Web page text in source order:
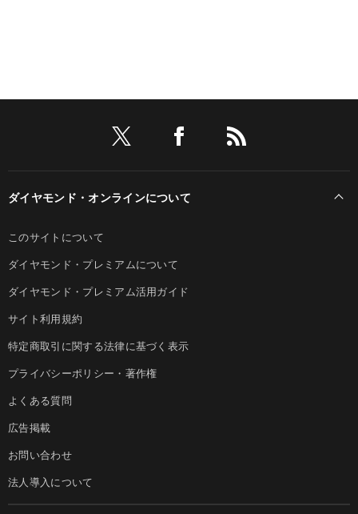
ダイヤモンド・オンラインについて
このサイトについて
ダイヤモンド・プレミアムについて
ダイヤモンド・プレミアム活用ガイド
サイト利用規約
特定商取引に関する法律に基づく表示
プライバシーポリシー・著作権
よくある質問
広告掲載
お問い合わせ
法人導入について